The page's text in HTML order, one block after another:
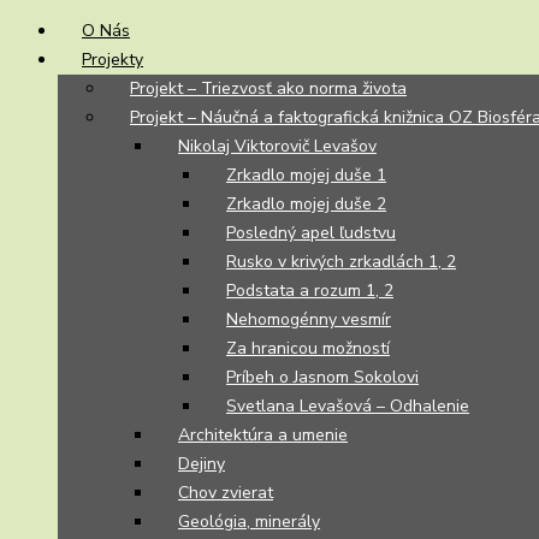
O Nás
Projekty
Projekt – Triezvosť ako norma života
Projekt – Náučná a faktografická knižnica OZ
Nikolaj Viktorovič Levašov
Zrkadlo mojej duše 1
Zrkadlo mojej duše 2
Posledný apel ľudstvu
Rusko v krivých zrkadlách 1, 2
Podstata a rozum 1, 2
Nehomogénny vesmír
Za hranicou možností
Príbeh o Jasnom Sokolovi
Svetlana Levašová – Odhalenie
Architektúra a umenie
Dejiny
Chov zvierat
Geológia, minerály